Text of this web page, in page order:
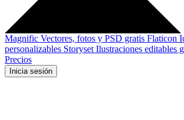
Magnific Vectores, fotos y PSD gratis Flaticon
personalizables Storyset Ilustraciones editables
Precios
Inicia sesión